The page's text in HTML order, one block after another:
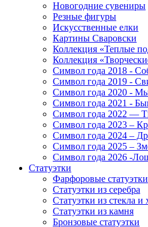
Новогодние сувениры
Резные фигуры
Искусственные елки
Картины Сваровски
Коллекция «Теплые
Коллекция
Символ года 2018 -
Символ года 2019 -
Символ года 2020 -
Символ года 2021 -
Символ года 2022 —
Символ года 2023 –
Символ года 2024 –
Символ года 2025 –
Символ года 2026 -
Статуэтки
Фарфоровые статуэтки
Статуэтки из серебра
Статуэтки из стекла и
Статуэтки из камня
Бронзовые статуэтки